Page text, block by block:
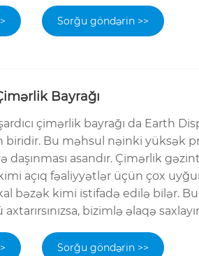
Sorğu göndərin >>
Bayrağı
çimərlik bayrağı da Earth
biridir. Bu məhsul nəinki yüksək
daşınması asandır. Çimərlik
açıq fəaliyyətlər üçün çox
bəzək kimi istifadə edilə bilər.
bizimlə əlaqə
Sorğu göndərin >>